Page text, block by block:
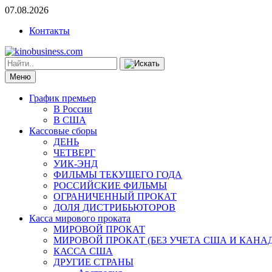
07.08.2026
Контакты
Меню
График премьер
В России
В США
Кассовые сборы
ДЕНЬ
ЧЕТВЕРГ
УИК-ЭНД
ФИЛЬМЫ ТЕКУЩЕГО ГОДА
РОССИЙСКИЕ ФИЛЬМЫ
ОГРАНИЧЕННЫЙ ПРОКАТ
ДОЛЯ ДИСТРИБЬЮТОРОВ
Касса мирового проката
МИРОВОЙ ПРОКАТ
МИРОВОЙ ПРОКАТ (БЕЗ УЧЕТА США И
КАССА США
ДРУГИЕ СТРАНЫ